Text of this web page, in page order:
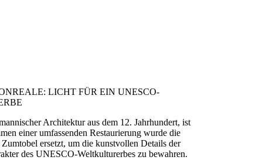
LICHT FÜR EIN UNESCO-
Architektur aus dem 12. Jahrhundert, ist
einer umfassenden Restaurierung wurde die
ersetzt, um die kunstvollen Details der
des UNESCO-Weltkulturerbes zu bewahren.